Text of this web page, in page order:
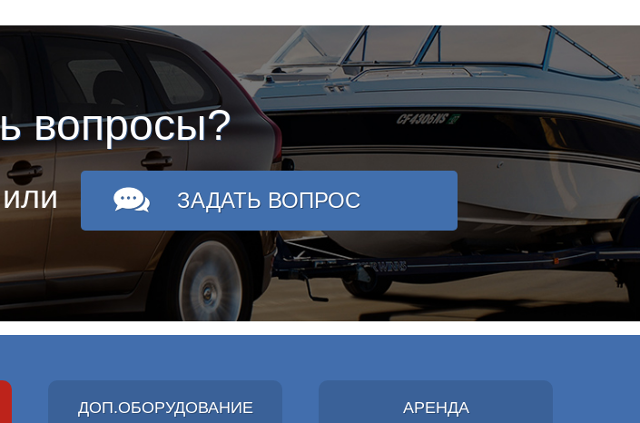
вопросы?
или ЗАДАТЬ ВОПРОС
ДОП.ОБОРУДОВАНИЕ АРЕНДА